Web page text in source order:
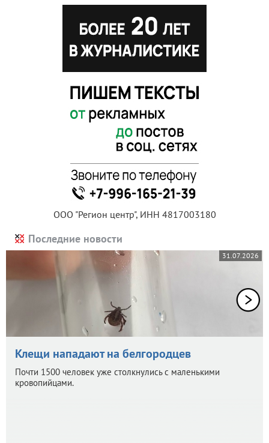
ООО "Регион центр", ИНН 4817003180
Последние новости
31.07.2026
Клещи нападают на белгородцев
Почти 1500 человек уже столкнулись с маленькими
кровопийцами.